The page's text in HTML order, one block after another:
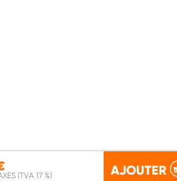
(TVA 17 %) AJOUTER